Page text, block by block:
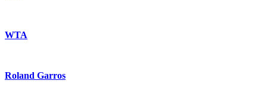
WTA
Roland Garros